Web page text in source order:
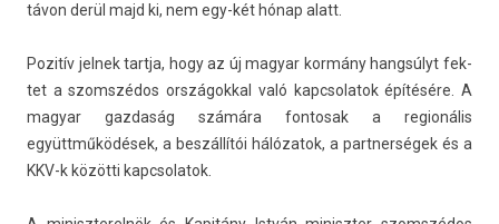
távon derül majd ki, nem egy-két hónap alatt.
Pozitív jel­nek tartja, hogy az új magyar kormány hangsúlyt fek­
tet a szomszédos országokk­al való kapcsolatok építésére. A
magyar gaz­daság számára fon­tosak a re­gionális
együttműködések, a beszállítói hálózatok, a partner­ségek és a
KKV-k közötti kapcsolatok.